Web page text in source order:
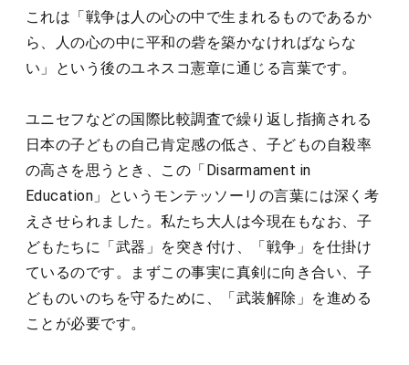
これは「戦争は人の心の中で生まれるものであるか
ら、人の心の中に平和の砦を築かなければならな
い」という後のユネスコ憲章に通じる言葉です。
ユニセフなどの国際比較調査で繰り返し指摘される
日本の子どもの自己肯定感の低さ、子どもの自殺率
の高さを思うとき、この「Disarmament in
Education」というモンテッソーリの言葉には深く考
えさせられました。私たち大人は今現在もなお、子
どもたちに「武器」を突き付け、「戦争」を仕掛け
ているのです。まずこの事実に真剣に向き合い、子
どものいのちを守るために、「武装解除」を進める
ことが必要です。